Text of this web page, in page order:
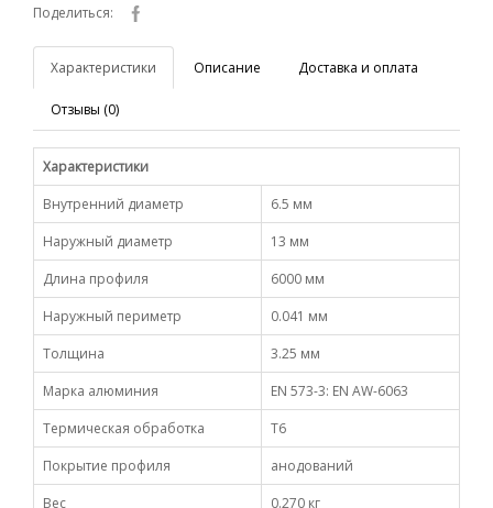
Поделиться:
Характеристики Описание Доставка и оплата
Отзывы (0)
Характеристики
Внутренний диаметр
6.5 мм
Наружный диаметр
13 мм
Длина профиля
6000 мм
Наружный периметр
0.041 мм
Толщина
3.25 мм
Марка алюминия
EN 573-3: EN AW-6063
Термическая обработка
Т6
Покрытие профиля
анодований
Вес
0.270 кг